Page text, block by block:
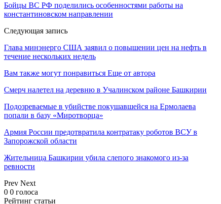
Бойцы ВС РФ поделились особенностями работы на
константиновском направлении
Следующая запись
Глава минэнерго США заявил о повышении цен на нефть в
течение нескольких недель
Вам также могут понравиться Еще от автора
Смерч налетел на деревню в Учалинском районе Башкирии
Подозреваемые в убийстве покушавшейся на Ермолаева
попали в базу «Миротворца»
Армия России предотвратила контратаку роботов ВСУ в
Запорожской области
Жительница Башкирии убила слепого знакомого из-за
ревности
Prev Next
0 0 голоса
Рейтинг статьи